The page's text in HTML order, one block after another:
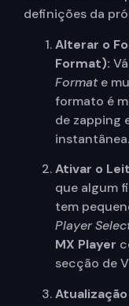
definições da
Alterar o
Format):
Formate
formato é
de zapping
instantânea.
Ativar o
que algum
tem
Player
MX Player
secção de